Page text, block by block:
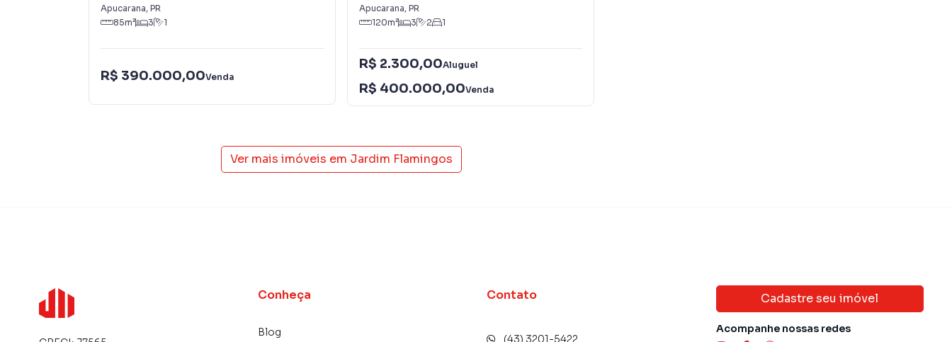
Apucarana, PR
85m² 3 1
R$ 390.000,00Venda
Apucarana, PR
120m² 3 2 1
R$ 2.300,00Aluguel
R$ 400.000,00Venda
Ver mais imóveis em Jardim Flamingos
Conheça
Blog
Contato
(43) 3201-5422
Cadastre seu imóvel
Acompanhe nossas redes